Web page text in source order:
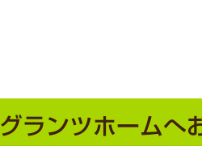
グランツホームへ